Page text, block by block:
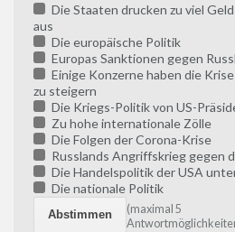
Die Staaten drucken zu viel
aus
Die europäische Politik
Europas Sanktionen gegen
Einige Konzerne haben die
zu steigern
Die Kriegs-Politik von US-
Zu hohe internationale Zölle
Die Folgen der Corona-Krise
Russlands Angriffskrieg gegen
Die Handelspolitik der USA
Die nationale Politik
(maximal 5